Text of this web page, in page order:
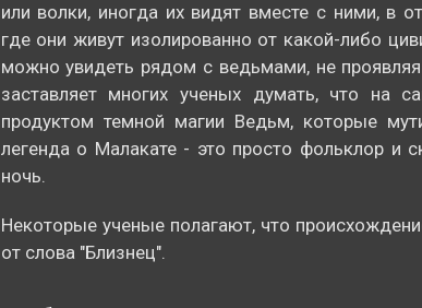
или волки, иногда их видят вместе с ними, в
где они живут изолированно от какой-либо
можно увидеть рядом с ведьмами, не
заставляет многих ученых думать, что на
продуктом темной магии Ведьм, которые
легенда о Малакате - это просто фольклор и
ночь.
Некоторые ученые полагают, что
от слова "Близнец".